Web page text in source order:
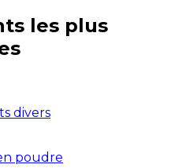
les plus
divers
poudre